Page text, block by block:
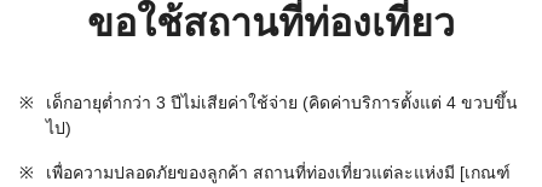
ขอใช้สถานที่ท่องเที่ยว
※
เด็กอายุต่ำกว่า 3 ปีไม่เสียค่าใช้จ่าย (คิดค่าบริการตั้งแต่ 4 ขวบขึ้น
ไป)
※
เพื่อความปลอดภัยของลูกค้า สถานที่ท่องเที่ยวแต่ละแห่งมี [เกณฑ์